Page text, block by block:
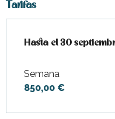
Tarifas
Desde 27 junio 2026
Hasta el30
Semana
850,00 €